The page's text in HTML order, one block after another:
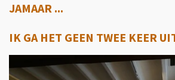
JAMAAR ...
IK GA HET GEEN TWEE KEER